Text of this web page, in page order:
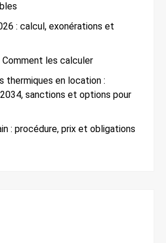
: calcul, exonérations et
Comment les calculer
thermiques en location :
sanctions et options pour
: procédure, prix et obligations